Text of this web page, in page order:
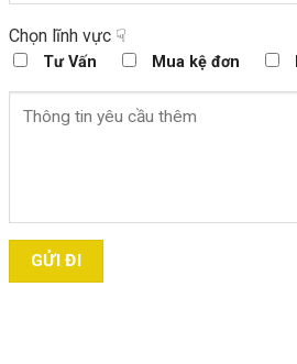
Chọn lĩnh vực ☟
Tư Vấn Mua kệ đơn